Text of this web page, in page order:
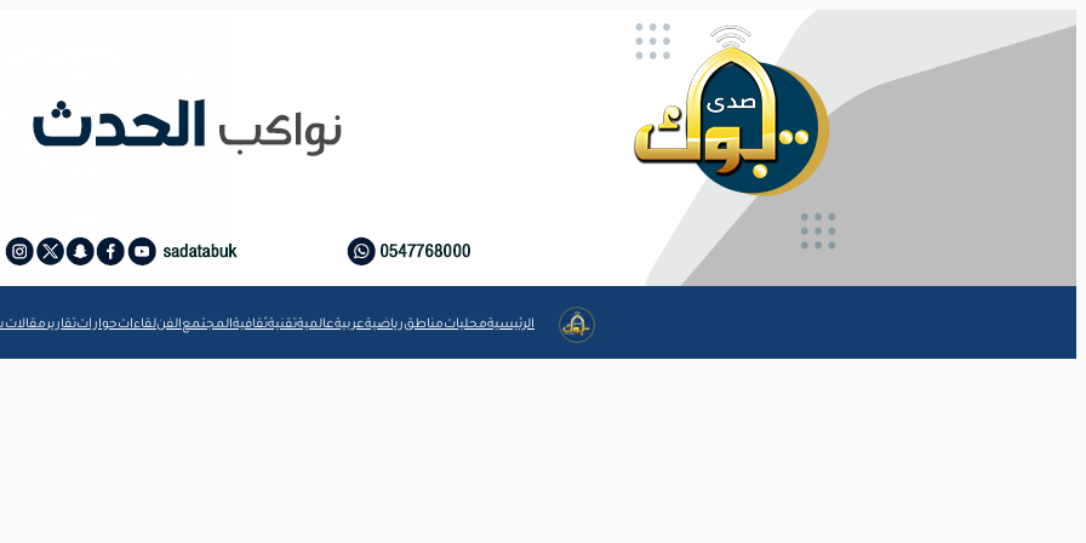
تخطى
الرئيسيةمحلياتمناطقرياضيةعربيةعالميةتقنيةثقافيةالمجتمعالفنلقاءاتحواراتتقاريرمقالات